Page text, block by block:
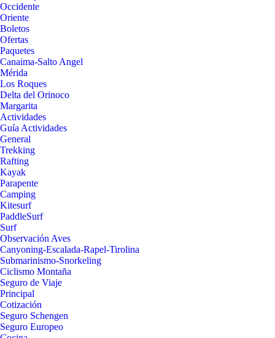
Occidente
Oriente
Boletos
Ofertas
Paquetes
Canaima-Salto Angel
Mérida
Los Roques
Delta del Orinoco
Margarita
Actividades
Guía Actividades
General
Trekking
Rafting
Kayak
Parapente
Camping
Kitesurf
PaddleSurf
Surf
Observación Aves
Canyoning-Escalada-Rapel-Tirolina
Submarinismo-Snorkeling
Ciclismo Montaña
Seguro de Viaje
Principal
Cotización
Seguro Schengen
Seguro Europeo